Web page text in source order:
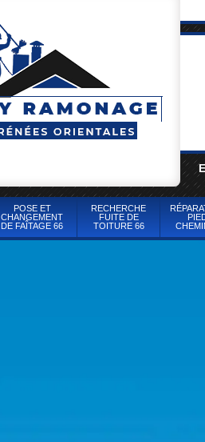
POSE ET
CHANGEMENT
DE FAÎTAGE 66
RECHERCHE
FUITE DE
TOITURE 66